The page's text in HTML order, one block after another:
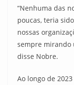
“Nenhuma das
poucas, teria
nossas
sempre mirando
disse Nobre.
Ao longo de